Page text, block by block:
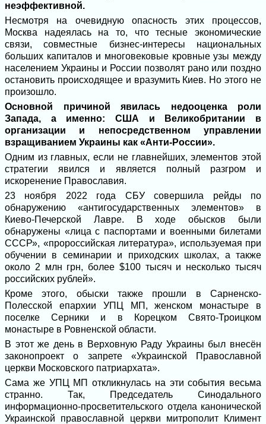
неэффективной.
Несмотря на очевидную опасность этих процессов,
Москва надеялась на то, что тесные экономические
связи, совместные бизнес-интересы национальных
больших капиталов и многовековые кровные узы между
населением Украины и России позволят рано или поздно
остановить происходящее и вразумить Киев. Но этого не
произошло.
Основной причиной явилась недооценка роли
Запада, а именно: США и Великобритании в
организации и непосредственном управлении
взращиванием Украины как «Анти-России».
Одним из главных, если не главнейших, элементов этой
стратегии явился и является полный разгром и
искоренение Православия.
23 ноября 2022 года СБУ совершила рейды по
обнаружению «антигосударственных элементов» в
Киево-Печерской Лавре. В ходе обысков были
обнаружены «лица с паспортами и военными билетами
СССР», «пророссийская литература», используемая при
обучении в семинарии и приходских школах, а также
около 2 млн грн, более $100 тысяч и несколько тысяч
российских рублей».
Кроме этого, обыски также прошли в Сарненско-
Полесской епархии УПЦ МП, женском монастыре в
поселке Серники и в Корецком Свято-Троицком
монастыре в Ровненской области.
В этот же день в Верховную Раду Украины был внесён
законопроект о запрете «Украинской Православной
церкви Московского патриархата».
Сама же УПЦ МП откликнулась на эти события весьма
странно. Так, Председатель Синодального
информационно-просветительского отдела канонической
Украинской православной церкви митрополит Климент